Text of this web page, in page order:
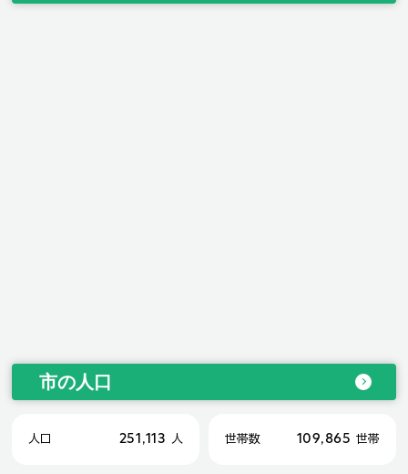
市の人口
人口 251,113 人 世帯数 109,865 世帯